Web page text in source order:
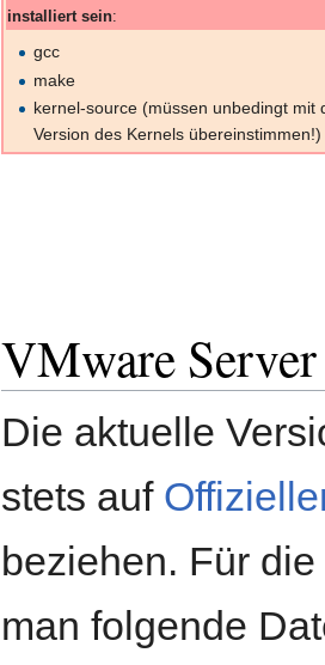
installiert sein:
gcc
make
kernel-source (müssen unbedingt mit
Version des Kernels übereinstimmen!)
VMware Server
Die aktuelle
stets auf
beziehen. Für
man folgende